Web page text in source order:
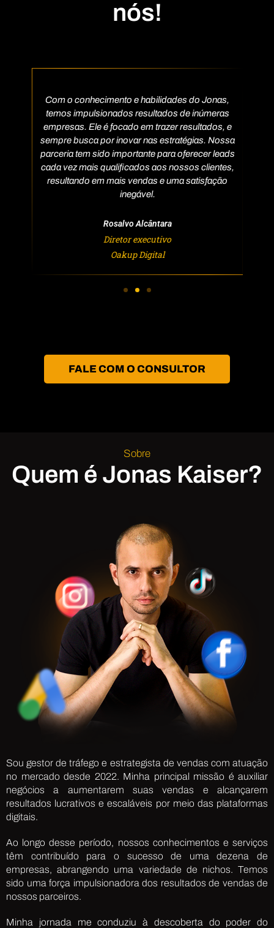
nós!
Com o conhecimento e habilidades do Jonas,
temos impulsionados resultados de inúmeras
empresas. Ele é focado em trazer resultados, e
sempre busca por inovar nas estratégias. Nossa
parceria tem sido importante para oferecer leads
cada vez mais qualificados aos nossos clientes,
resultando em mais vendas e uma satisfação
inegável.
Rosalvo Alcântara
Diretor executivo
Oakup Digital
FALE COM O CONSULTOR
Sobre
Quem é Jonas Kaiser?
Sou gestor de tráfego e estrategista de vendas com atuação
no mercado desde 2022. Minha principal missão é auxiliar
negócios a aumentarem suas vendas e alcançarem
resultados lucrativos e escaláveis por meio das plataformas
digitais.
Ao longo desse período, nossos conhecimentos e serviços
têm contribuído para o sucesso de uma dezena de
empresas, abrangendo uma variedade de nichos. Temos
sido uma força impulsionadora dos resultados de vendas de
nossos parceiros.
Minha jornada me conduziu à descoberta do poder do